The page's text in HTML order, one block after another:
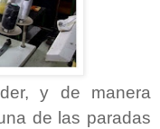
y de manera
de las paradas